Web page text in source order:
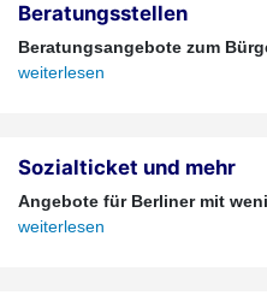
Beratungsstellen
Beratungsangebote zum
weiterlesen
Sozialticket und mehr
Angebote für Berliner mit
weiterlesen